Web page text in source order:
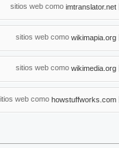
sitios web como imtranslator.net
sitios web como wikimapia.org
sitios web como wikimedia.org
web como howstuffworks.com